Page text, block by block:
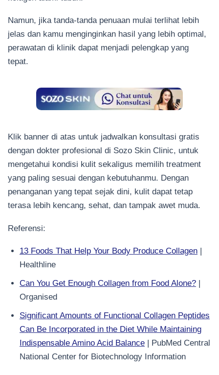
Namun, jika tanda-tanda penuaan mulai terlihat lebih
jelas dan kamu menginginkan hasil yang lebih optimal,
perawatan di klinik dapat menjadi pelengkap yang
tepat.
Klik banner di atas untuk jadwalkan konsultasi gratis
dengan dokter profesional di Sozo Skin Clinic, untuk
mengetahui kondisi kulit sekaligus memilih treatment
yang paling sesuai dengan kebutuhanmu. Dengan
penanganan yang tepat sejak dini, kulit dapat tetap
terasa lebih kencang, sehat, dan tampak awet muda.
Referensi:
13 Foods That Help Your Body Produce Collagen |
Healthline
Can You Get Enough Collagen from Food Alone? |
Organised
Significant Amounts of Functional Collagen Peptides
Can Be Incorporated in the Diet While Maintaining
Indispensable Amino Acid Balance | PubMed Central
National Center for Biotechnology Information